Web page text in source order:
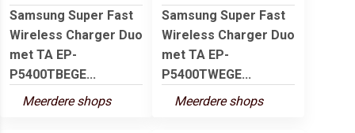
Samsung Super Fast
Wireless Charger Duo
met TA EP-
P5400TBEGE...
Meerdere shops
Samsung Super Fast
Wireless Charger Duo
met TA EP-
P5400TWEGE...
Meerdere shops